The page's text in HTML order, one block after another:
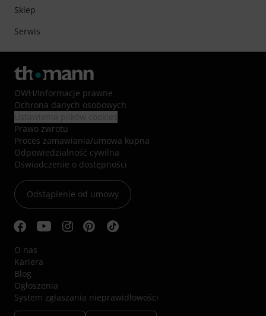
Sklep
Serwis
OWH/Informacje prawne
Ochrona danych osobowych
Prawo zwrotu
Proces zamawiania/umowa kupna
Odpowiedzialność cywilna
Oświadczenie o dostępności
Odstąpienie od umowy
O nas
Kariera
Blog
Ogłoszenia
System zgłaszania nieprawidłowości